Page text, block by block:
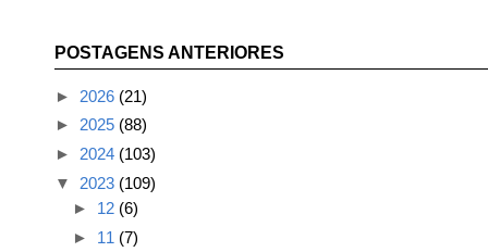
POSTAGENS ANTERIORES
► 2026 (21)
► 2025 (88)
► 2024 (103)
▼ 2023 (109)
► 12 (6)
► 11 (7)